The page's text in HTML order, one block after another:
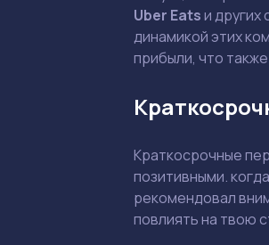
Uber Eatsи
динамикой этих
прибыли, что
Краткосрочные
позитивными.
рекомендовал
повлиять на твою